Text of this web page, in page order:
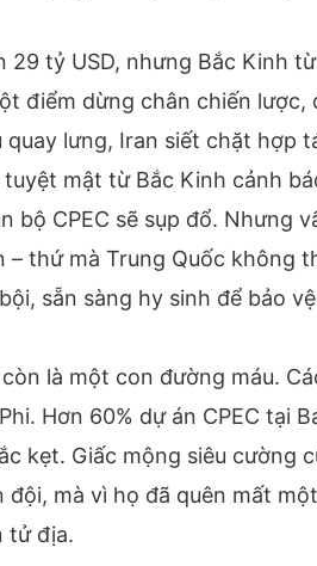
29 tỷ USD, nhưng Bắc Kinh
điểm dừng chân chiến
quay lưng, Iran siết chặt hợp
mật từ Bắc Kinh cảnh
bộ CPEC sẽ sụp đổ. Nhưng
thứ mà Trung Quốc không
sẵn sàng hy sinh để bảo
là một con đường máu.
Hơn 60% dự án CPEC tại
kẹt. Giấc mộng siêu cường
mà vì họ đã quên mất
tử địa.